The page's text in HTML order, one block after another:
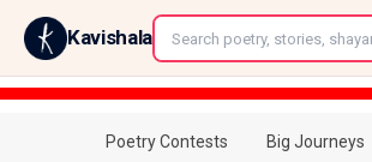
Kavishala
Poetry Contests Big Journeys